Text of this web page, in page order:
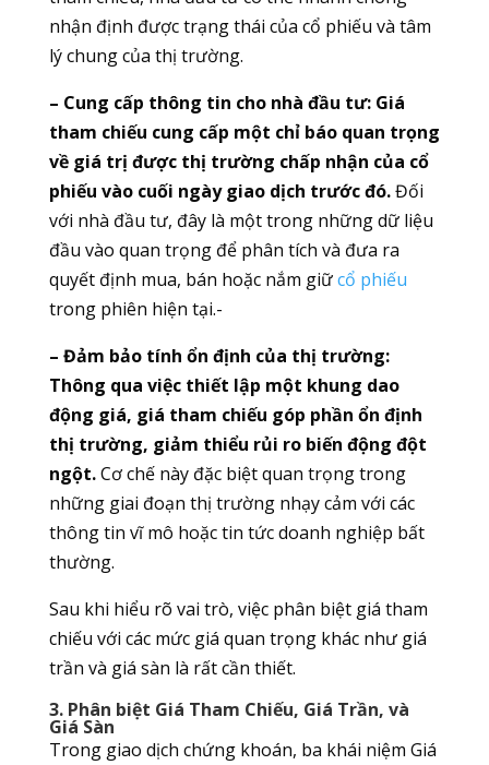
nhận định được trạng thái của cổ phiếu và tâm
lý chung của thị trường.
– Cung cấp thông tin cho nhà đầu tư: Giá
tham chiếu cung cấp một chỉ báo quan trọng
về giá trị được thị trường chấp nhận của cổ
phiếu vào cuối ngày giao dịch trước đó.Đối
với nhà đầu tư, đây là một trong những dữ liệu
đầu vào quan trọng để phân tích và đưa ra
quyết định mua, bán hoặc nắm giữcổ phiếu
trong phiên hiện tại.-
– Đảm bảo tính ổn định của thị trường:
Thông qua việc thiết lập một khung dao
động giá, giá tham chiếu góp phần ổn định
thị trường, giảm thiểu rủi ro biến động đột
ngột.Cơ chế này đặc biệt quan trọng trong
những giai đoạn thị trường nhạy cảm với các
thông tin vĩ mô hoặc tin tức doanh nghiệp bất
thường.
Sau khi hiểu rõ vai trò, việc phân biệt giá tham
chiếu với các mức giá quan trọng khác như giá
trần và giá sàn là rất cần thiết.
3. Phân biệt Giá Tham Chiếu, Giá Trần, và
Giá Sàn
Trong giao dịch chứng khoán, ba khái niệm Giá